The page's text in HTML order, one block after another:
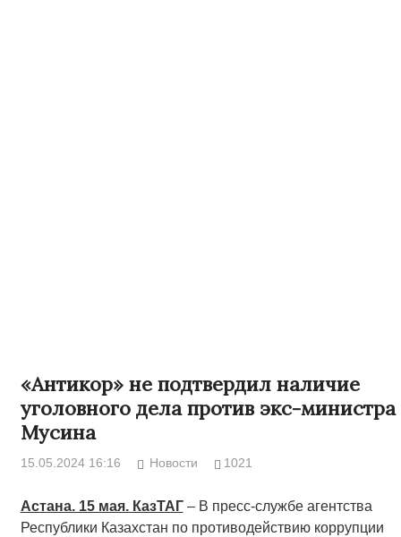
«Антикор» не подтвердил наличие
уголовного дела против экс-министра
Мусина
15.05.2024 16:16 Новости 1021
Астана. 15 мая. КазТАГ– В пресс-службе агентства
Республики Казахстан по противодействию коррупции